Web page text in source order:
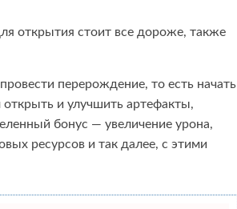
открытия стоит все дороже, также
перерождение, то есть начать
и улучшить артефакты,
бонус — увеличение урона,
ресурсов и так далее, с этими